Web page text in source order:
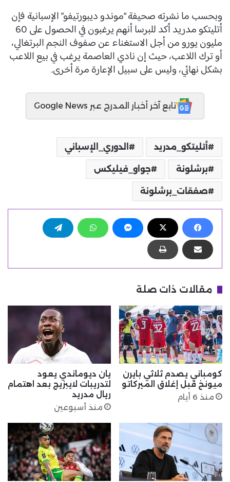
وبحسب ما نشرته صحيفة “موندو ديبورتيفو” الإسبانية فإن
أتليتكو مدريد أكد للبرسا أنهم يرغبون في الحصول على 60
مليون يورو من أجل الاستغناء عن صفوف النجم البرتغالي،
أو ترك اللاعب، حيث إن نادي العاصمة يرغب في بيع اللاعب
بشكل نهائي، وليس على سبيل الإعارة مرة أخرى.
تابع آخر أخبار المدرج عبر Google News
أتليتكو_مدريد الدوري_الإسباني
برشلونة جواو_فيليكس
صفقات_برشلونة
مقالات ذات صلة
كومباني يصدم ثلاثي بايرن
ميونخ قبل إغلاق الميركاتو
منذ 6 أيام
يان ديوماندي يعود
لتدريبات لايبزيج بعد اهتمام
ريال مدريد
منذ أسبوعين